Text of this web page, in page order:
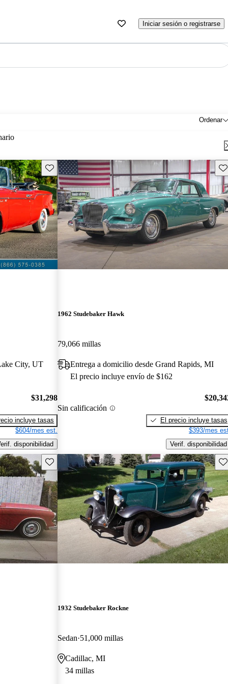
Iniciar sesión o registrarse
Ordenar
Guarda este Aviso
City, UT
$31,298
incluye tasas
$604/mes est.
disponibilidad
1962 Studebaker Hawk
79,066 millas
Entrega a domicilio desde Grand Rapids, MI
El precio incluye envío de $162
Sin calificación
El precio incluye tasas
$393/mes
Verif. disponibilidad
Guarda este Aviso
1932 Studebaker Rockne
Sedan 51,000 millas
Cadillac, MI
34 millas